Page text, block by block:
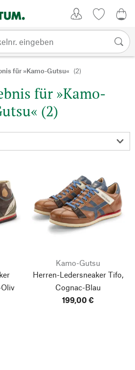
für »Kamo-Gutsu« (2)
für »Kamo-
(2)
Kamo-Gutsu
Herren-Ledersneaker Tifo,
Cognac-Blau
199,00 €